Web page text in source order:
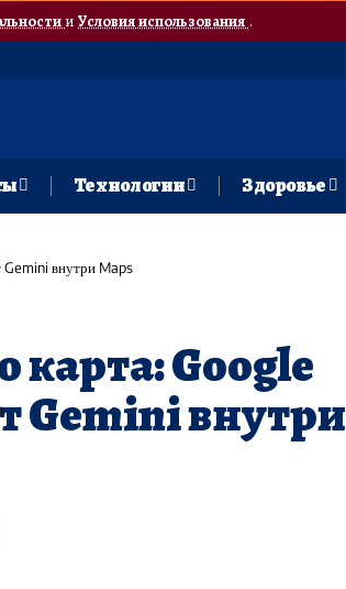
и Условия использования.
Технологии Здоровье
Gemini внутри Maps
карта: Google
Gemini внутри